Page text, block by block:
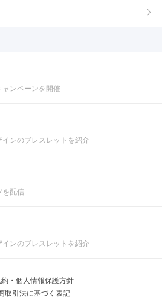
ンペーンを開催
ンのブレスレットを紹介
を配信
ンのブレスレットを紹介
・個人情報保護方針
取引法に基づく表記